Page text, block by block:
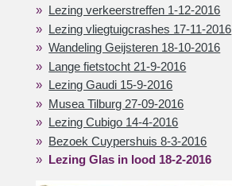
Lezing verkeerstreffen 1-12-2016
Lezing vliegtuigcrashes 17-11-2016
Wandeling Geijsteren 18-10-2016
Lange fietstocht 21-9-2016
Lezing Gaudi 15-9-2016
Musea Tilburg 27-09-2016
Lezing Cubigo 14-4-2016
Bezoek Cuypershuis 8-3-2016
Lezing Glas in lood 18-2-2016